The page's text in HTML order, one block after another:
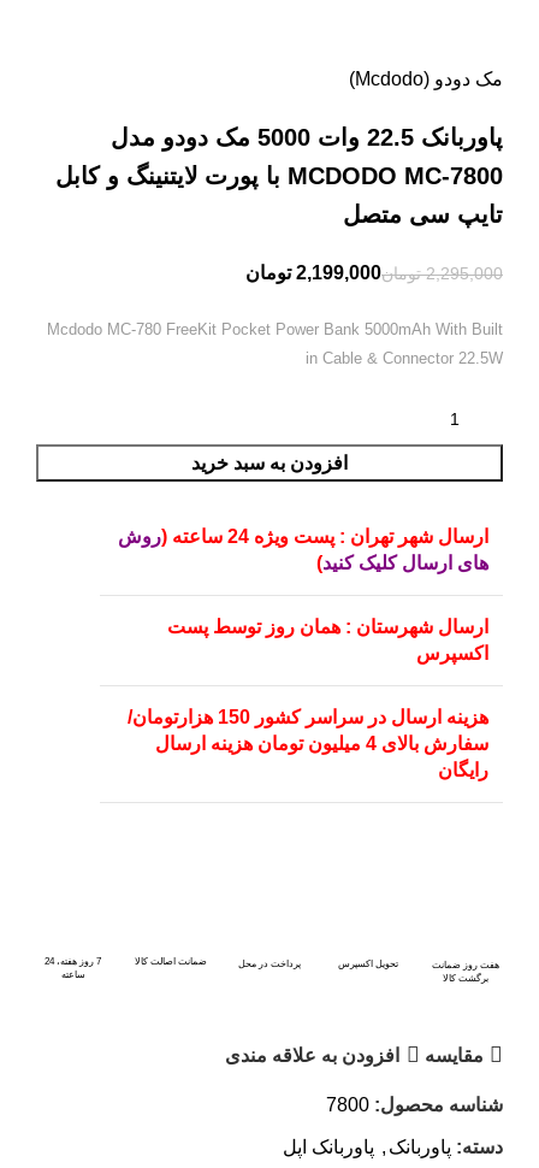
مک دودو (Mcdodo)
پاوربانک 22.5 وات 5000 مک دودو مدل
MCDODO MC-7800 با پورت لایتنینگ و کابل
تایپ سی متصل
2,295,000 تومان2,199,000 تومان
Mcdodo MC-780 FreeKit Pocket Power Bank 5000mAh With Built
in Cable & Connector 22.5W
افزودن به سبد خرید
ارسال شهر تهران : پست ویژه 24 ساعته (
روش
های ارسال کلیک کنید)
ارسال شهرستان : همان روز توسط پست
اکسپرس
هزینه ارسال در سراسر کشور 150 هزارتومان/
سفارش بالای 4 میلیون تومان هزینه ارسال
رایگان
هفت روز ضمانت
برگشت کالا
تحویل اکسپرس پرداخت در محل ضمانت اصالت کالا
7 روز هفته، 24
ساعته
مقايسه افزودن به علاقه مندی
شناسه محصول: 7800
دسته: پاوربانک , پاوربانک اپل